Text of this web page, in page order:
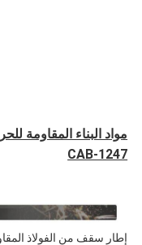
CAB-1247
إطار سقف من الفولاذ